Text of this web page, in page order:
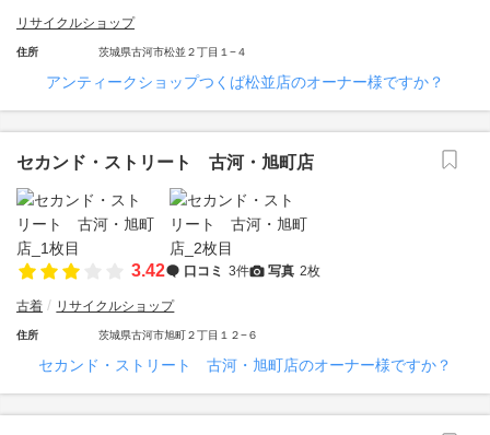
リサイクルショップ
住所 茨城県古河市松並２丁目１−４
アンティークショップつくば松並店のオーナー様ですか？
セカンド・ストリート 古河・旭町店
3.42 口コミ 3件 写真 2枚
古着 リサイクルショップ
住所 茨城県古河市旭町２丁目１２−６
セカンド・ストリート 古河・旭町店のオーナー様ですか？